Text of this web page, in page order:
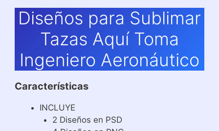
Diseños para Sublimar
Tazas Aquí Toma
Ingeniero Aeronáutico
Características
INCLUYE
2 Diseños en PSD